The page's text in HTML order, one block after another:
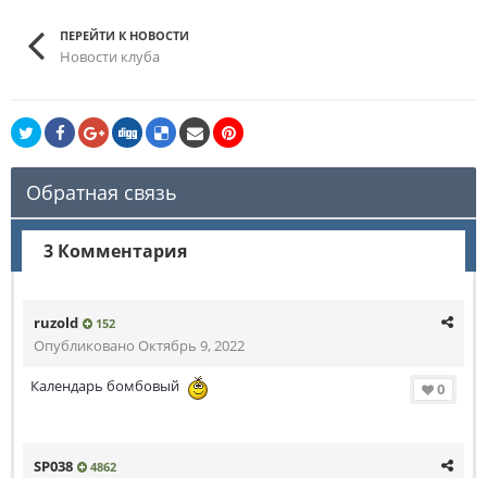
ПЕРЕЙТИ К НОВОСТИ
Новости клуба
Обратная связь
3 Комментария
ruzold 152
Опубликовано Октябрь 9, 2022
Календарь бомбовый 0
SP038 4862